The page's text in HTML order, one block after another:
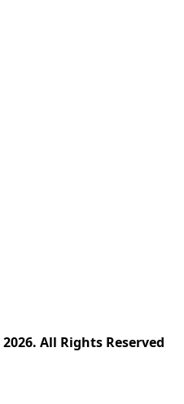
2026. All Rights Reserved